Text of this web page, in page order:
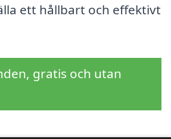
ett hållbart och effektivt
gratis och utan